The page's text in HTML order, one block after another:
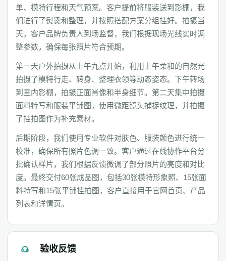
单、模特行程和天气预案。客户提前将服装送到影棚，我
们进行了熨烫和整理，并按照搭配方案分组挂好。拍摄当
天，客户品牌负责人到场监督，我们根据现场光线实时调
整参数，确保每张照片符合预期。
第一天户外拍摄从上午九点开始，利用上午柔和的自然光
拍摄了模特行走、转身、整理衣领等动态姿态。下午转场
到室内影棚，拍摄正面肖像和半身细节。第二天集中拍摄
面料特写和服装平铺图，使用微距镜头捕捉纹理，并拍摄
了挂拍图作为补充素材。
后期阶段，我们使用专业软件对肤色、服装颜色进行统一
校准，确保所有照片色调一致。客户通过在线协作平台分
批确认样片，我们根据反馈微调了部分照片的亮度和对比
度。最终交付60张成品图，包括30张模特形象照、15张面
料特写和15张平铺挂拍图，客户直接用于官网首页、产品
列表和详情页。
验收反馈